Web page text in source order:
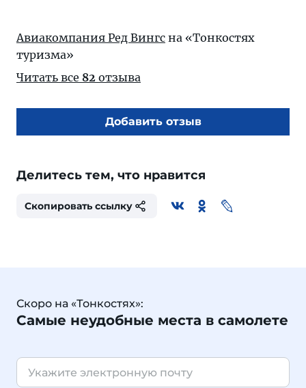
Авиакомпания Ред Вингс на «Тонкостях
туризма»
Читать все 82 отзыва
Добавить отзыв
Делитесь тем, что нравится
Скопировать ссылку
Скоро на «Тонкостях»:
Самые неудобные места в самолете